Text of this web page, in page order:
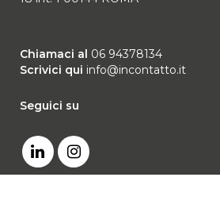
Chiamaci al 06 94378134
Scrivici qui info@incontatto.it
Seguici su